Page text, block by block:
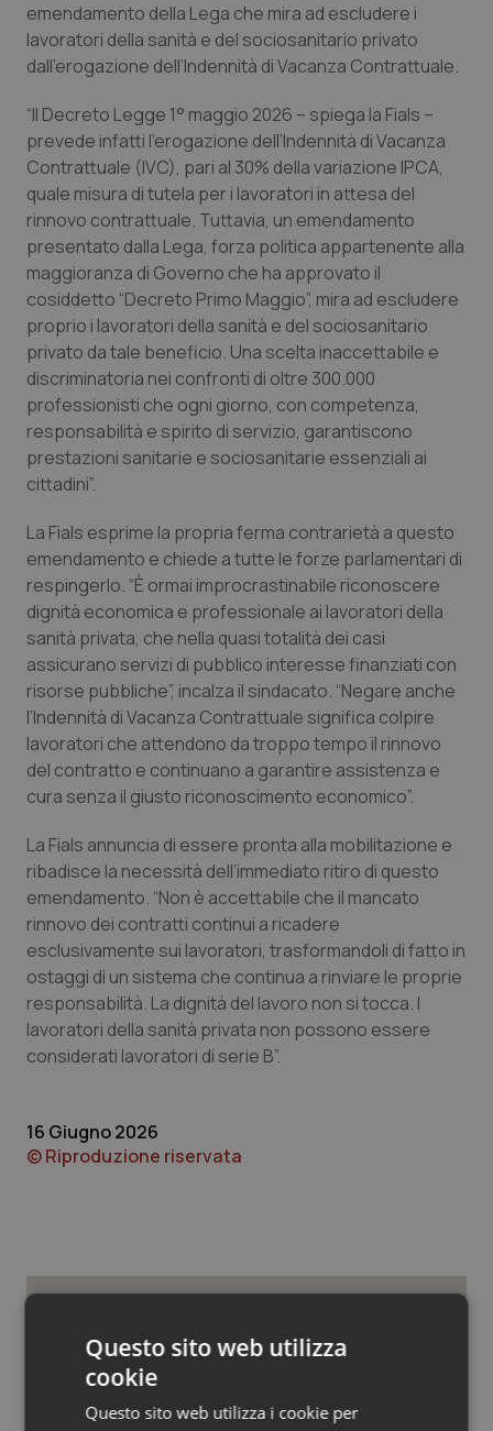
Campania
Emilia-Romagna
Friuli Venezia Giulia
Lazio
Liguria
Lombardia
Marche
Molise
Piemonte
Provincia Autonoma di Bolzano
Provincia Autonoma di Trento
Puglia
Sardegna
Sicilia
Umbria
Valle D’Aosta
Veneto
Car-T
Colesterolo & coronaropatie
Dermatite Atopica
Diabete & glucometri
Disturbi dell’umore
Dolore
Donna & Salute
Epatiti
HIV
Infezioni & Febbre
Ipertensione & Scompenso
Malattie rare
Malattia di Crohn & Rettocolite Ulcerosa
Neuroscienze & patologie neurodegenerative
Oftalmologia
Oncodermatologia
Oncoematologia
Oncologia & Nutrizione
Quotidiano Cardiologia
Quotidiano Oncologia
Quotidiano Pediatria
Rene & patologie urogenitali
emendamento della Lega che mira ad escludere i
lavoratori della sanità e del sociosanitario privato
dall’erogazione dell’Indennità di Vacanza Contrattuale.
“Il Decreto Legge 1° maggio 2026 – spiega la Fials –
prevede infatti l’erogazione dell’Indennità di Vacanza
Contrattuale (IVC), pari al 30% della variazione IPCA,
quale misura di tutela per i lavoratori in attesa del
rinnovo contrattuale. Tuttavia, un emendamento
presentato dalla Lega, forza politica appartenente alla
maggioranza di Governo che ha approvato il
cosiddetto “Decreto Primo Maggio”, mira ad escludere
proprio i lavoratori della sanità e del sociosanitario
privato da tale beneficio. Una scelta inaccettabile e
discriminatoria nei confronti di oltre 300.000
professionisti che ogni giorno, con competenza,
responsabilità e spirito di servizio, garantiscono
prestazioni sanitarie e sociosanitarie essenziali ai
cittadini”.
La Fials esprime la propria ferma contrarietà a questo
emendamento e chiede a tutte le forze parlamentari di
respingerlo. “È ormai improcrastinabile riconoscere
dignità economica e professionale ai lavoratori della
sanità privata, che nella quasi totalità dei casi
assicurano servizi di pubblico interesse finanziati con
risorse pubbliche”, incalza il sindacato. “Negare anche
l’Indennità di Vacanza Contrattuale significa colpire
lavoratori che attendono da troppo tempo il rinnovo
del contratto e continuano a garantire assistenza e
cura senza il giusto riconoscimento economico”.
La Fials annuncia di essere pronta alla mobilitazione e
ribadisce la necessità dell’immediato ritiro di questo
emendamento. “Non è accettabile che il mancato
rinnovo dei contratti continui a ricadere
esclusivamente sui lavoratori, trasformandoli di fatto in
ostaggi di un sistema che continua a rinviare le proprie
responsabilità. La dignità del lavoro non si tocca. I
lavoratori della sanità privata non possono essere
considerati lavoratori di serie B”.
16 Giugno 2026
© Riproduzione riservata
Potrebbe interessarti in
Lavoro e Professioni
Questo sito web utilizza
cookie
Questo sito web utilizza i cookie per